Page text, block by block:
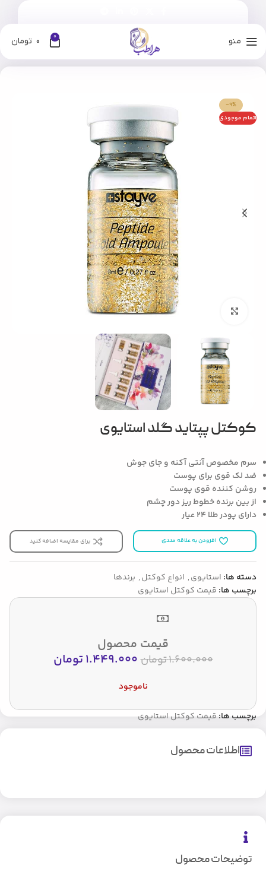
منو 0
0 تومان
استایوی
-9%
اتمام موجودی
بزرگنمایی تصویر
کوکتل پپتاید گلد استایوی
سرم مخصوص آنتی آکنه و جای جوش
ضد لک قوی برای پوست
روشن کننده قوی پوست
از بین برنده خطوط ریز دور چشم
دارای پودر طلا ۲۴ عیار
افزودن به علاقه مندی برای مقایسه اضافه کنید
دسته ها: استایوی, انواع کوکتل, برندها
برچسب ها: قیمت کوکتل استایوی
قیمت محصول
1.600.000تومان1.449.000تومان
ناموجود
برچسب ها: قیمت کوکتل استایوی
توضیحات محصول
اطلاعات محصول